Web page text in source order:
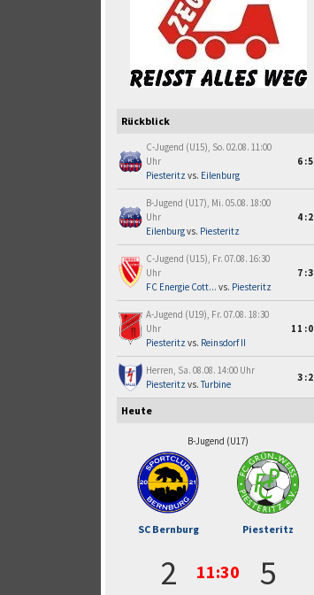
Rückblick
C-Jugend (U15), So. 02.08. 11:00
Uhr
Piesteritz vs. Eilenburg
6:5
B-Jugend (U17), Mi. 05.08. 18:00
Uhr
Eilenburgvs. Piesteritz
4:2
C-Jugend (U15), Fr. 07.08. 16:30
Uhr
FC Energie Cott... vs. Piesteritz
7:3
A-Jugend (U19), Fr. 07.08. 18:30
Uhr
Piesteritz vs. Reinsdorf II
11:0
Herren, Sa. 08.08. 14:00 Uhr
Piesteritz vs.Turbine
3:2
Heute
B-Jugend (U17)
SC Bernburg Piesteritz
2 11:30 5